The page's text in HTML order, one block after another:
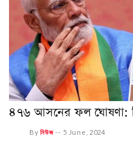
৪৭৬ আসনের ফল ঘোষণা:
Byনিউজ -- 5 June, 2024